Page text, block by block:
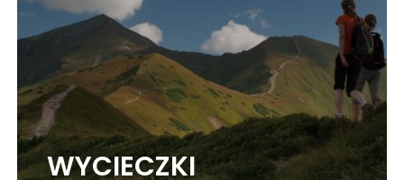
WYCIECZKI